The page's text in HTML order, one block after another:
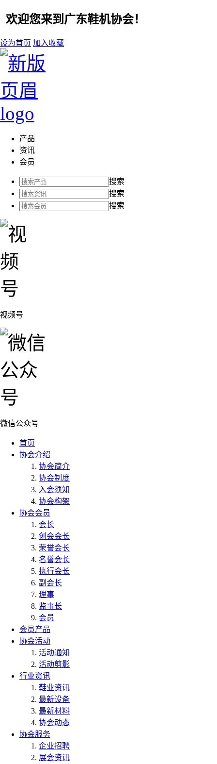
欢迎您来到广东鞋机协会！
设为首页 加入收藏
产品
资讯
会员
搜索
搜索
搜索
视频号
微信公众号
首页
协会介绍
协会简介
协会制度
入会须知
协会构架
协会会员
会长
创会会长
荣誉会长
名誉会长
执行会长
副会长
理事
监事长
会员
会员产品
协会活动
活动通知
活动剪影
行业资讯
鞋业资讯
最新设备
最新材料
协会动态
协会服务
企业招聘
展会资讯